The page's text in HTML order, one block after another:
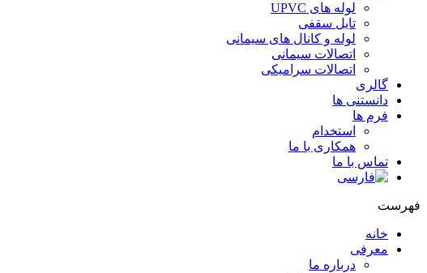
لوله های UPVC
تایل سقفی
لوله و کانال های سیمانی
اتصالات سیمانی
اتصالات سرامیکی
گالری
دانستنی ها
فرم ها
استخدام
همکاری با ما
تماس با ما
فهرست
خانه
معرفی
درباره ما